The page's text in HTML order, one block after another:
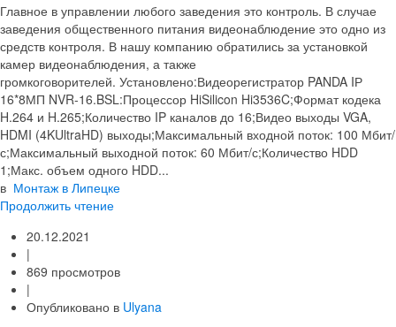
Главное в управлении любого заведения это контроль. В случае
заведения общественного питания видеонаблюдение это одно из
средств контроля. В нашу компанию обратились за установкой
камер видеонаблюдения, а также
громкоговорителей. Установлено:Видеорегистратор PANDA IР
16*8МП NVR-16.BSL:Процессор HiSilicon Hi3536C;Формат кодека
H.264 и H.265;Количество IP каналов до 16;Видео выходы VGA,
HDMI (4KUltraHD) выходы;Максимальный входной поток: 100 Мбит/
с;Максимальный выходной поток: 60 Мбит/с;Количество HDD
1;Макс. объем одного HDD...
в Монтаж в Липецке
Продолжить чтение
20.12.2021
|
869 просмотров
|
Опубликовано в Ulyana